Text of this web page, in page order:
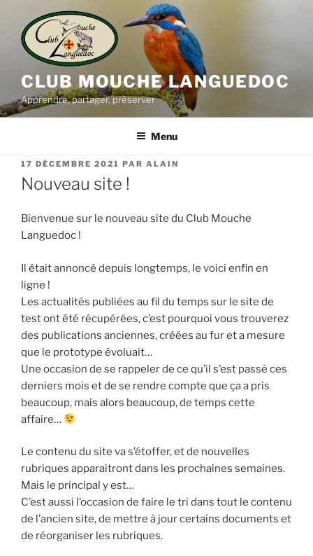
contenu
principal
CLUB MOUCHE LANGUEDOC
Apprendre, partager, préserver
Menu
PUBLIÉ
LE
17 DÉCEMBRE 2021 PAR ALAIN
Nouveau site !
Bienvenue sur le nouveau site du Club Mouche
Languedoc !
Il était annoncé depuis longtemps, le voici enfin en
ligne !
Les actualités publiées au fil du temps sur le site de
test ont été récupérées, c’est pourquoi vous trouverez
des publications anciennes, créées au fur et a mesure
que le prototype évoluait…
Une occasion de se rappeler de ce qu’il s’est passé ces
derniers mois et de se rendre compte que ça a pris
beaucoup, mais alors beaucoup, de temps cette
affaire…
Le contenu du site va s’étoffer, et de nouvelles
rubriques apparaitront dans les prochaines semaines.
Mais le principal y est…
C’est aussi l’occasion de faire le tri dans tout le contenu
de l’ancien site, de mettre à jour certains documents et
de réorganiser les rubriques.